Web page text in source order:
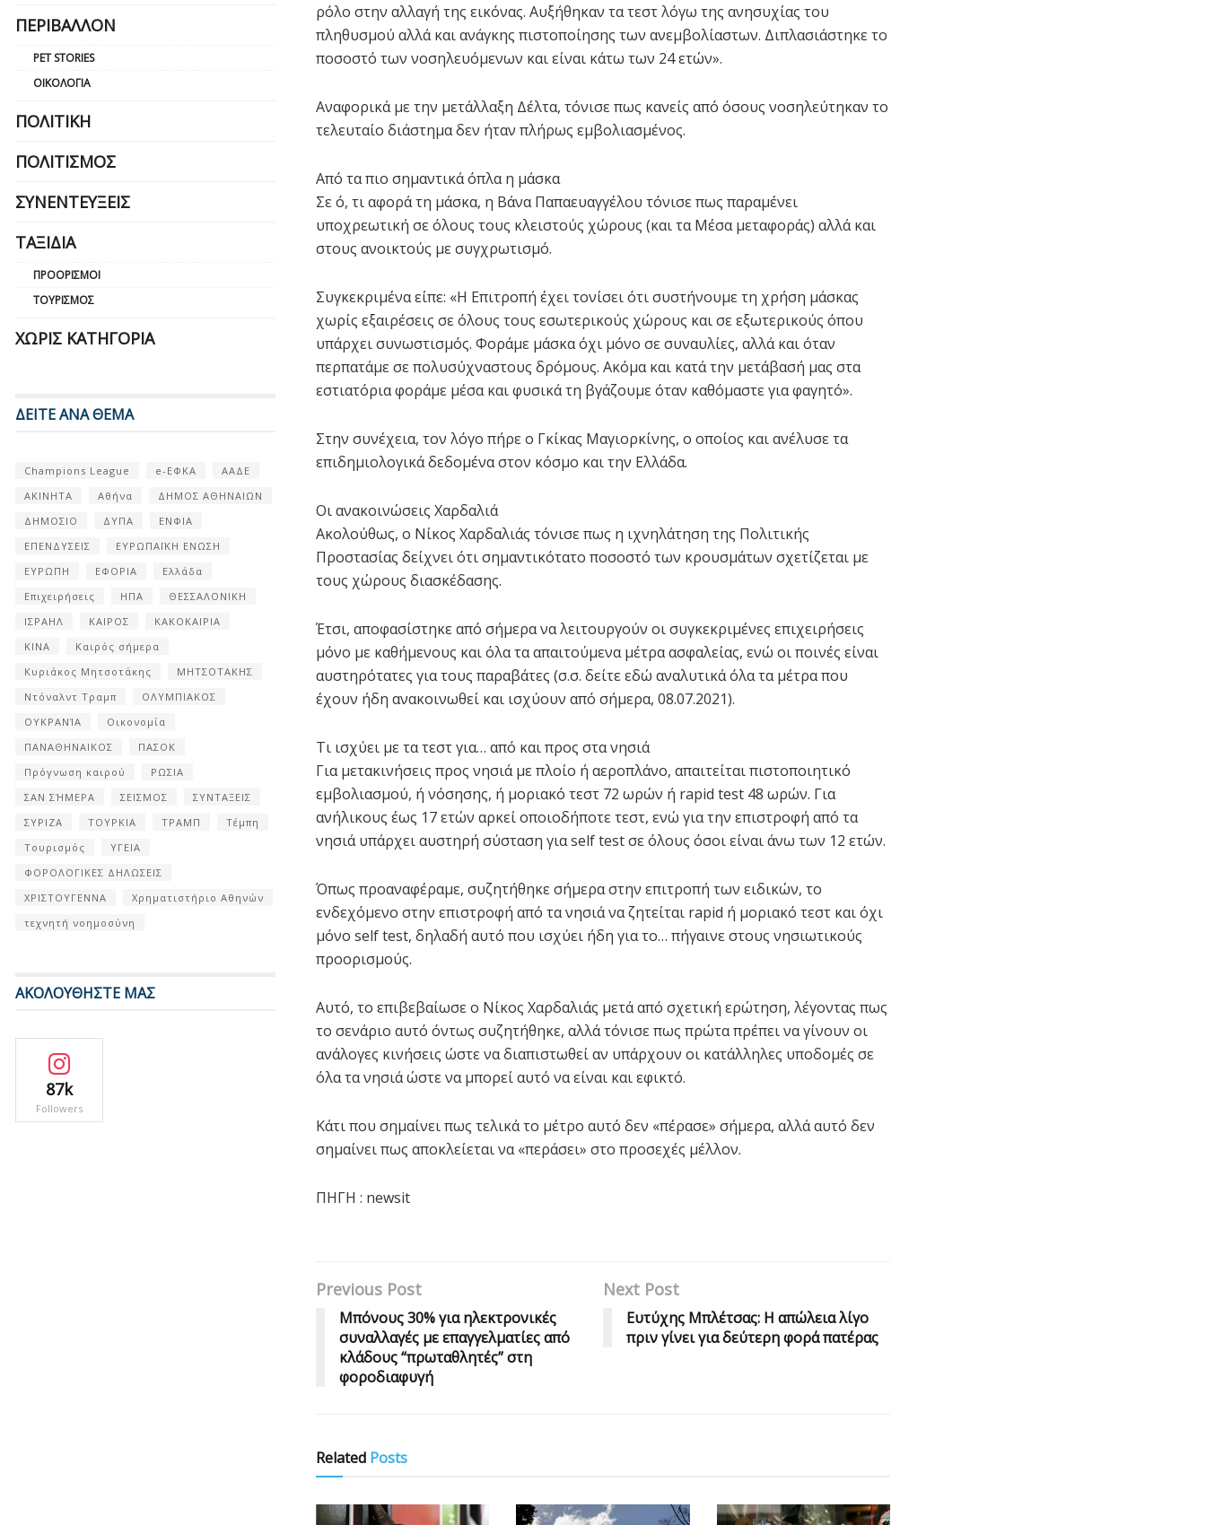
ρόλο στην αλλαγή της εικόνας. Αυξήθηκαν τα τεστ λόγω της ανησυχίας του
πληθυσμού αλλά και ανάγκης πιστοποίησης των ανεμβολίαστων. Διπλασιάστηκε το
ποσοστό των νοσηλευόμενων και είναι κάτω των 24 ετών».
Αναφορικά με την μετάλλαξη Δέλτα, τόνισε πως κανείς από όσους νοσηλεύτηκαν το
τελευταίο διάστημα δεν ήταν πλήρως εμβολιασμένος.
Από τα πιο σημαντικά όπλα η μάσκα
Σε ό, τι αφορά τη μάσκα, η Βάνα Παπαευαγγέλου τόνισε πως παραμένει
υποχρεωτική σε όλους τους κλειστούς χώρους (και τα Μέσα μεταφοράς) αλλά και
στους ανοικτούς με συγχρωτισμό.
Συγκεκριμένα είπε: «Η Επιτροπή έχει τονίσει ότι συστήνουμε τη χρήση μάσκας
χωρίς εξαιρέσεις σε όλους τους εσωτερικούς χώρους και σε εξωτερικούς όπου
υπάρχει συνωστισμός. Φοράμε μάσκα όχι μόνο σε συναυλίες, αλλά και όταν
περπατάμε σε πολυσύχναστους δρόμους. Ακόμα και κατά την μετάβασή μας στα
εστιατόρια φοράμε μέσα και φυσικά τη βγάζουμε όταν καθόμαστε για φαγητό».
Στην συνέχεια, τον λόγο πήρε ο Γκίκας Μαγιορκίνης, ο οποίος και ανέλυσε τα
επιδημιολογικά δεδομένα στον κόσμο και την Ελλάδα.
Οι ανακοινώσεις Χαρδαλιά
Ακολούθως, ο Νίκος Χαρδαλιάς τόνισε πως η ιχνηλάτηση της Πολιτικής
Προστασίας δείχνει ότι σημαντικότατο ποσοστό των κρουσμάτων σχετίζεται με
τους χώρους διασκέδασης.
Έτσι, αποφασίστηκε από σήμερα να λειτουργούν οι συγκεκριμένες επιχειρήσεις
μόνο με καθήμενους και όλα τα απαιτούμενα μέτρα ασφαλείας, ενώ οι ποινές είναι
αυστηρότατες για τους παραβάτες (σ.σ. δείτε εδώ αναλυτικά όλα τα μέτρα που
έχουν ήδη ανακοινωθεί και ισχύουν από σήμερα, 08.07.2021).
Τι ισχύει με τα τεστ για… από και προς στα νησιά
Για μετακινήσεις προς νησιά με πλοίο ή αεροπλάνο, απαιτείται πιστοποιητικό
εμβολιασμού, ή νόσησης, ή μοριακό τεστ 72 ωρών ή rapid test 48 ωρών. Για
ανήλικους έως 17 ετών αρκεί οποιοδήποτε τεστ, ενώ για την επιστροφή από τα
νησιά υπάρχει αυστηρή σύσταση για self test σε όλους όσοι είναι άνω των 12 ετών.
Όπως προαναφέραμε, συζητήθηκε σήμερα στην επιτροπή των ειδικών, το
ενδεχόμενο στην επιστροφή από τα νησιά να ζητείται rapid ή μοριακό τεστ και όχι
μόνο self test, δηλαδή αυτό που ισχύει ήδη για το… πήγαινε στους νησιωτικούς
προορισμούς.
Αυτό, το επιβεβαίωσε ο Νίκος Χαρδαλιάς μετά από σχετική ερώτηση, λέγοντας πως
το σενάριο αυτό όντως συζητήθηκε, αλλά τόνισε πως πρώτα πρέπει να γίνουν οι
ανάλογες κινήσεις ώστε να διαπιστωθεί αν υπάρχουν οι κατάλληλες υποδομές σε
όλα τα νησιά ώστε να μπορεί αυτό να είναι και εφικτό.
Κάτι που σημαίνει πως τελικά το μέτρο αυτό δεν «πέρασε» σήμερα, αλλά αυτό δεν
σημαίνει πως αποκλείεται να «περάσει» στο προσεχές μέλλον.
ΠΗΓΗ : newsit
Previous Post
Μπόνους 30% για ηλεκτρονικές
συναλλαγές με επαγγελματίες από
κλάδους “πρωταθλητές” στη
φοροδιαφυγή
Next Post
Ευτύχης Μπλέτσας: Η απώλεια λίγο
πριν γίνει για δεύτερη φορά πατέρας
Related Posts
ΠΕΡΙΒΆΛΛΟΝ
PET STORIES
ΟΙΚΟΛΟΓΊΑ
ΠΟΛΙΤΙΚΉ
ΠΟΛΙΤΙΣΜΌΣ
ΣΥΝΕΝΤΕΎΞΕΙΣ
ΤΑΞΊΔΙΑ
ΠΡΟΟΡΙΣΜΟΊ
ΤΟΥΡΙΣΜΌΣ
ΧΩΡΊΣ ΚΑΤΗΓΟΡΊΑ
ΔΕΙΤΕ ΑΝΑ ΘΕΜΑ
Champions League e-ΕΦΚΑ
ΑΑΔΕ
ΑΚΙΝΗΤΑ
Αθήνα
ΔΗΜΟΣ ΑΘΗΝΑΙΩΝ
ΔΗΜΟΣΙΟ
ΔΥΠΑ
ΕΝΦΙΑ
ΕΠΕΝΔΥΣΕΙΣ
ΕΥΡΩΠΑΪΚΗ ΕΝΩΣΗ
ΕΥΡΩΠΗ
ΕΦΟΡΙΑ
Ελλάδα
Επιχειρήσεις
ΗΠΑ
ΘΕΣΣΑΛΟΝΙΚΗ
ΙΣΡΑΗΛ
ΚΑΙΡΟΣ
ΚΑΚΟΚΑΙΡΙΑ
ΚΙΝΑ
Καιρός σήμερα
Κυριάκος Μητσοτάκης
ΜΗΤΣΟΤΑΚΗΣ
Ντόναλντ Τραμπ
ΟΛΥΜΠΙΑΚΟΣ
ΟΥΚΡΑΝΊΑ
Οικονομία
ΠΑΝΑΘΗΝΑΙΚΟΣ
ΠΑΣΟΚ
Πρόγνωση καιρού
ΡΩΣΙΑ
ΣΑΝ ΣΉΜΕΡΑ
ΣΕΙΣΜΟΣ
ΣΥΝΤΑΞΕΙΣ
ΣΥΡΙΖΑ
ΤΟΥΡΚΙΑ ΤΡΑΜΠ
Τέμπη
Τουρισμός
ΥΓΕΙΑ
ΦΟΡΟΛΟΓΙΚΕΣ ΔΗΛΩΣΕΙΣ
ΧΡΙΣΤΟΥΓΕΝΝΑ
Χρηματιστήριο Αθηνών
τεχνητή νοημοσύνη
ΑΚΟΛΟΥΘΗΣΤΕ ΜΑΣ
87k
Followers